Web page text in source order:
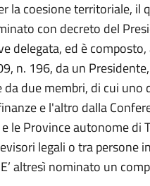
la coesione territoriale, il
con decreto del
delegata, ed è
n. 196, da un
da due membri, di cui
e l'altro dalla
le Province autonome di
legali o tra persone
nominato un